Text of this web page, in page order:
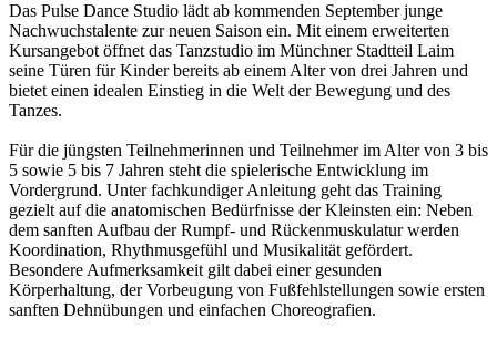
Das Pulse Dance Studio lädt ab kommenden September junge
Nachwuchstalente zur neuen Saison ein. Mit einem erweiterten
Kursangebot öffnet das Tanzstudio im Münchner Stadtteil Laim
seine Türen für Kinder bereits ab einem Alter von drei Jahren und
bietet einen idealen Einstieg in die Welt der Bewegung und des
Tanzes.
Für die jüngsten Teilnehmerinnen und Teilnehmer im Alter von 3 bis
5 sowie 5 bis 7 Jahren steht die spielerische Entwicklung im
Vordergrund. Unter fachkundiger Anleitung geht das Training
gezielt auf die anatomischen Bedürfnisse der Kleinsten ein: Neben
dem sanften Aufbau der Rumpf- und Rückenmuskulatur werden
Koordination, Rhythmusgefühl und Musikalität gefördert.
Besondere Aufmerksamkeit gilt dabei einer gesunden
Körperhaltung, der Vorbeugung von Fußfehlstellungen sowie ersten
sanften Dehnübungen und einfachen Choreografien.